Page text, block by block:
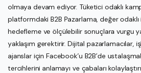
olmaya devam ediyor. Tüketici odaklı
platformdaki B2B Pazarlama, değer odaklı
hedefleme ve ölçülebilir sonuçlara vurgu
yaklaşım gerektirir. Dijital pazarlamacılar,
ajanslar için Facebook’u B2B’de
tercihlerini anlamayı ve çabaları